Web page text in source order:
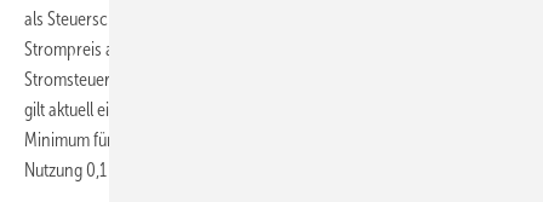
als Steuerschuldner erhoben, der sie anschließend über den
Strompreis an die Verbraucher weitergeben kann. Dadurch wird die
Stromsteuer zusätzlich mit der Umsatzsteuer belastet. Für Heizstrom
gilt aktuell ein Umsatzsteuersatz von 19 %. Das europarechtliche
Minimum für die Stromsteuer beträgt seit 2004 bei nichtgewerblicher
Nutzung 0,1 Ct/kWh.